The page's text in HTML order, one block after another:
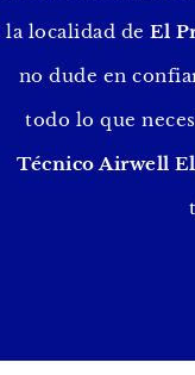
la localidad deEl
no dude en
todo lo que
Técnico Airwell